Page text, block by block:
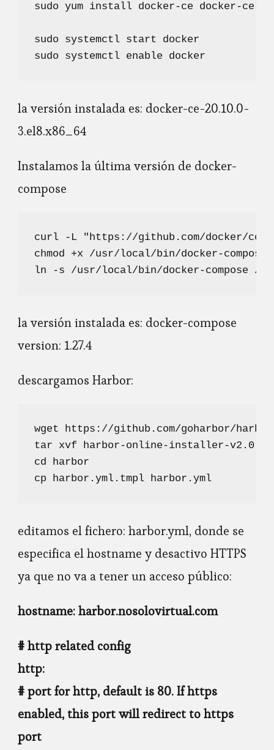
sudo yum install docker-ce docker-ce-
sudo systemctl start docker
sudo systemctl enable docker
la versión instalada es: docker-ce-20.10.0-
3.el8.x86_64
Instalamos la última versión de docker-
compose
curl -L "https://github.com/docker/
chmod +x /usr/local/bin/docker-compose
ln -s /usr/local/bin/docker-compose /
la versión instalada es: docker-compose
version: 1.27.4
descargamos Harbor:
wget https://github.com/goharbor/
tar xvf harbor-online-installer-
cd harbor
cp harbor.yml.tmpl harbor.yml
editamos el fichero: harbor.yml, donde se
especifica el hostname y desactivo HTTPS
ya que no va a tener un acceso público:
hostname: harbor.nosolovirtual.com
# http related config
http:
# port for http, default is 80. If https
enabled, this port will redirect to https
port